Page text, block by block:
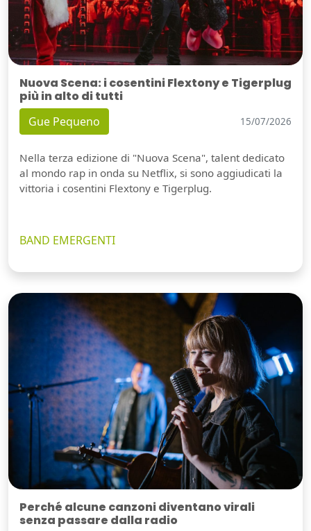
Nuova Scena: i cosentini Flextony e Tigerplug
più in alto di tutti
Gue Pequeno 15/07/2026
Nella terza edizione di "Nuova Scena", talent dedicato
al mondo rap in onda su Netflix, si sono aggiudicati la
vittoria i cosentini Flextony e Tigerplug.
BAND EMERGENTI
Perché alcune canzoni diventano virali
senza passare dalla radio